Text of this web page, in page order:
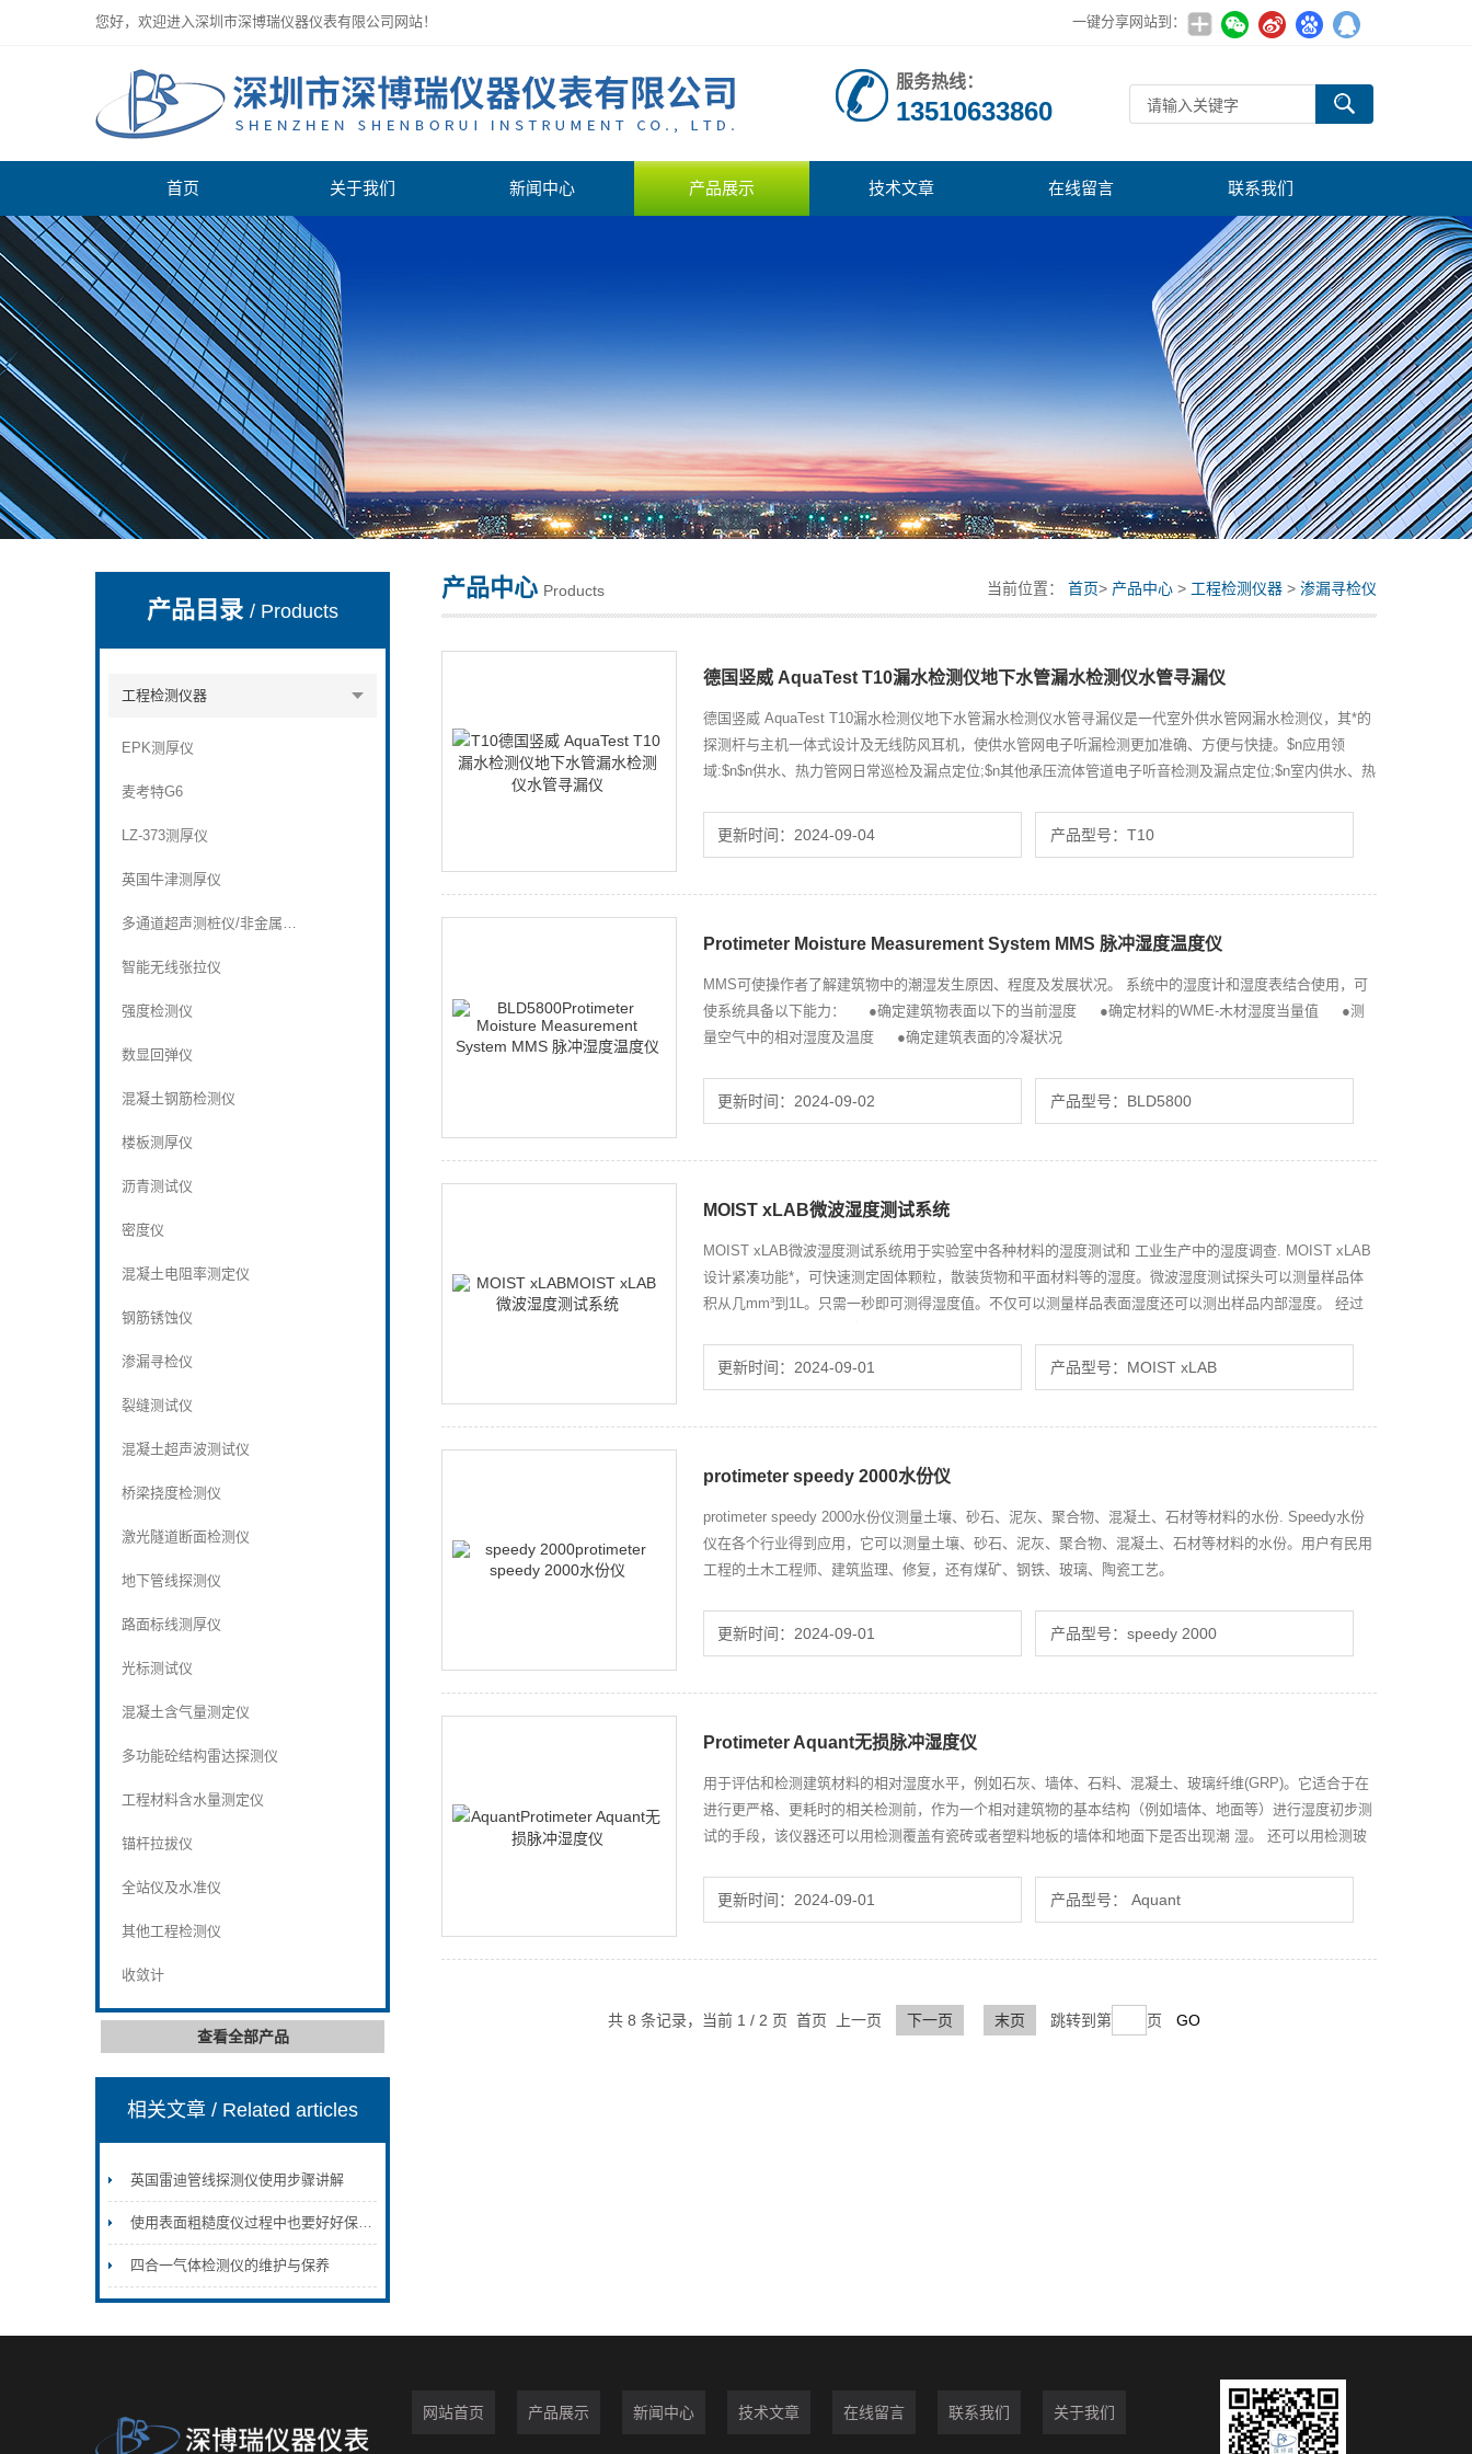
您好，欢迎进入深圳市深博瑞仪器仪表有限公司网站！ 一键分享网站到：
深圳市深博瑞仪器仪表有限公司
服务热线：
13510633860
首页 关于我们 新闻中心 产品展示 技术文章 在线留言 联系我们
产品目录/ Products
工程检测仪器
EPK测厚仪
麦考特G6
LZ-373测厚仪
英国牛津测厚仪
多通道超声测桩仪/非金属超声波检测仪
智能无线张拉仪
强度检测仪
数显回弹仪
混凝土钢筋检测仪
楼板测厚仪
沥青测试仪
密度仪
混凝土电阻率测定仪
钢筋锈蚀仪
渗漏寻检仪
裂缝测试仪
混凝土超声波测试仪
桥梁挠度检测仪
激光隧道断面检测仪
地下管线探测仪
路面标线测厚仪
光标测试仪
混凝土含气量测定仪
多功能砼结构雷达探测仪
工程材料含水量测定仪
锚杆拉拔仪
全站仪及水准仪
其他工程检测仪
收敛计
查看全部产品
相关文章/ Related articles
英国雷迪管线探测仪使用步骤讲解
使用表面粗糙度仪过程中也要好好保养粗糙度仪
四合一气体检测仪的维护与保养
产品中心 Products 当前位置： 首页> 产品中心 > 工程检测仪器 > 渗漏寻检仪
德国竖威 AquaTest T10漏水检测仪地下水管漏水检测仪水管寻漏仪
德国竖威 AquaTest T10漏水检测仪地下水管漏水检测仪水管寻漏仪是一代室外供水管网漏水检测仪，其*的
探测杆与主机一体式设计及无线防风耳机，使供水管网电子听漏检测更加准确、方便与快捷。$n应用领
域:$n$n供水、热力管网日常巡检及漏点定位;$n其他承压流体管道电子听音检测及漏点定位;$n室内供水、热
更新时间：2024-09-04 产品型号：T10
Protimeter Moisture Measurement System MMS 脉冲湿度温度仪
MMS可使操作者了解建筑物中的潮湿发生原因、程度及发展状况。 系统中的湿度计和湿度表结合使用，可
使系统具备以下能力： ●确定建筑物表面以下的当前湿度 ●确定材料的WME-木材湿度当量值 ●测
量空气中的相对湿度及温度 ●确定建筑表面的冷凝状况
更新时间：2024-09-02 产品型号：BLD5800
MOIST xLAB微波湿度测试系统
MOIST xLAB微波湿度测试系统用于实验室中各种材料的湿度测试和 工业生产中的湿度调查. MOIST xLAB
设计紧凑功能*，可快速测定固体颗粒，散装货物和平面材料等的湿度。微波湿度测试探头可以测量样品体
积从几mm³到1L。只需一秒即可测得湿度值。不仅可以测量样品表面湿度还可以测出样品内部湿度。 经过
更新时间：2024-09-01 产品型号：MOIST xLAB
protimeter speedy 2000水份仪
protimeter speedy 2000水份仪测量土壤、砂石、泥灰、聚合物、混凝土、石材等材料的水份. Speedy水份
仪在各个行业得到应用，它可以测量土壤、砂石、泥灰、聚合物、混凝土、石材等材料的水份。用户有民用
工程的土木工程师、建筑监理、修复，还有煤矿、钢铁、玻璃、陶瓷工艺。
更新时间：2024-09-01 产品型号：speedy 2000
Protimeter Aquant无损脉冲湿度仪
用于评估和检测建筑材料的相对湿度水平，例如石灰、墙体、石料、混凝土、玻璃纤维(GRP)。它适合于在
进行更严格、更耗时的相关检测前，作为一个相对建筑物的基本结构（例如墙体、地面等）进行湿度初步测
试的手段，该仪器还可以用检测覆盖有瓷砖或者塑料地板的墙体和地面下是否出现潮 湿。 还可以用检测玻
更新时间：2024-09-01 产品型号： Aquant
共 8 条记录，当前 1 / 2 页 首页 上一页 下一页 末页 跳转到第 页
网站首页 产品展示 新闻中心 技术文章 在线留言 联系我们 关于我们